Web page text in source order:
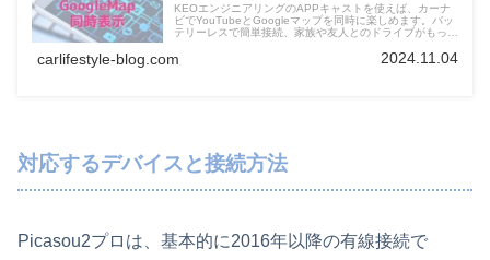
KEOエンジニアリングのAPPキャストを使えば、カーナ
ビでYouTubeとGoogleマップを同時に楽しめます。バッ
テリーレスで簡単接続、家族や友人とのドライブがもっと
つ、快適なカーライフを実現しましょう
carlifestyle-blog.com 2024.11.04
対応するデバイスと接続方法
Picasou2プロは、基本的に2016年以降の有線接続で